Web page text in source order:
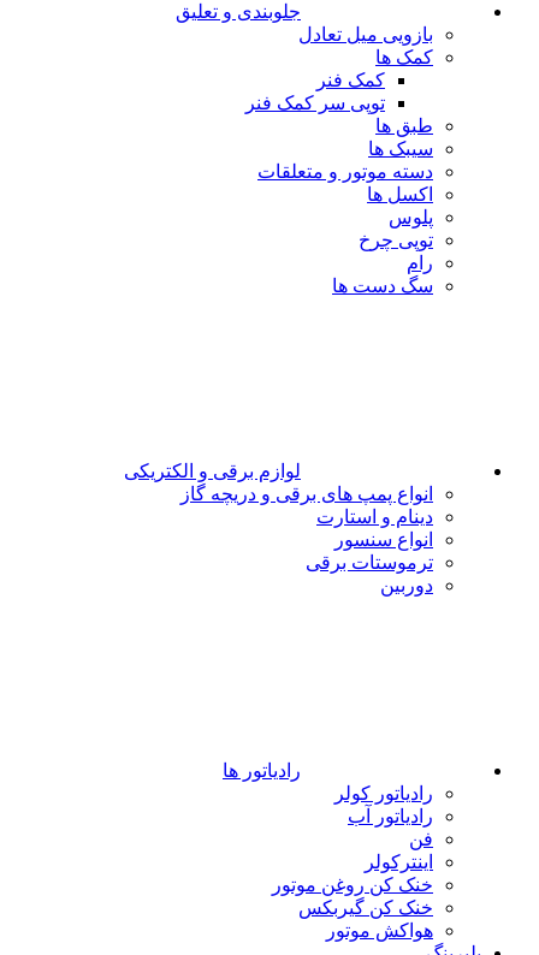
جلوبندی و تعلیق
بازویی میل تعادل
کمک ها
کمک فنر
توپی سر کمک فنر
طبق ها
سیبک ها
دسته موتور و متعلقات
اکسل ها
پلوس
توپی چرخ
رام
سگ دست ها
لوازم برقی و الکتریکی
انواع پمپ های برقی و دریچه گاز
دینام و استارت
انواع سنسور
ترموستات برقی
دوربین
رادیاتور ها
رادیاتور کولر
رادیاتور آب
فن
اینترکولر
خنک کن روغن موتور
خنک کن گیربکس
هواکش موتور